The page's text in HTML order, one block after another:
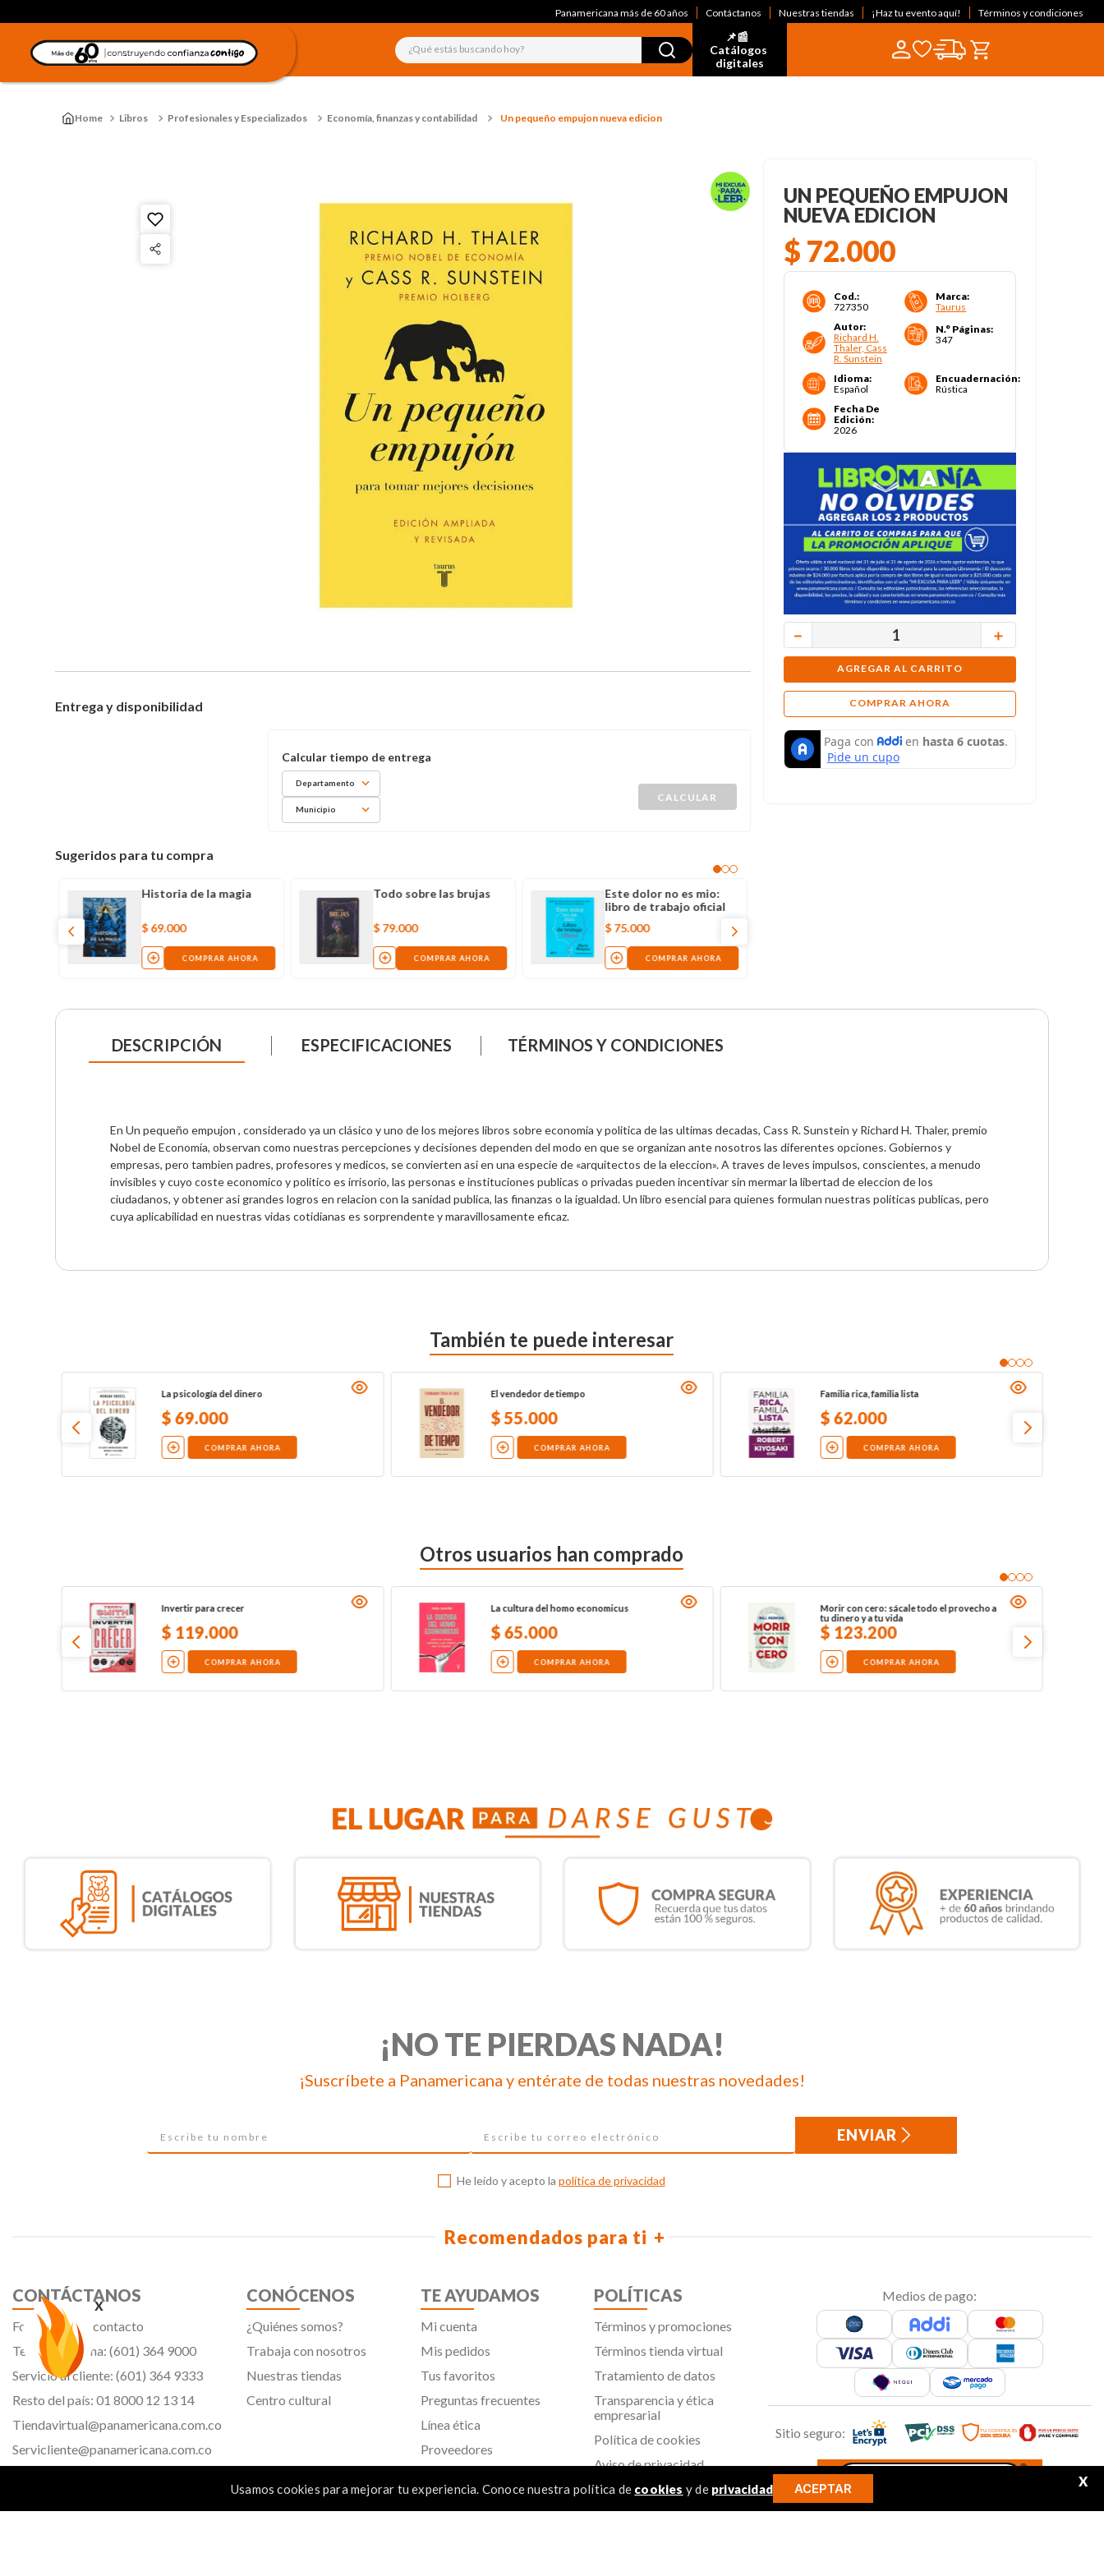
x
Usamos cookies para mejorar tu experiencia. Conoce nuestra política de cookies y de privacidad ACEPTAR X
Panamericana más de 60 años Contáctanos Nuestras tiendas ¡Haz tu evento aquí! Términos y condiciones
¿Qué estás buscando hoy?
📌📰
Catálogos
digitales
Libros Profesionales y Especializados Economía, finanzas y contabilidad Un pequeño empujon nueva edicion
Entrega y disponibilidad
Departamento
Municipio
Sugeridos para tu compra
Historia de la magia
$ 69.000
COMPRAR AHORA
Todo sobre las brujas
$ 79.000
COMPRAR AHORA
Este dolor no es mio:
libro de trabajo oficial
$ 75.000
COMPRAR AHORA
UN PEQUEÑO EMPUJON
NUEVA EDICION
$ 72.000
Cod.:
727350
Marca:
Taurus
Autor:
Richard H.
Thaler, Cass
R. Sunstein
N.° Páginas:
347
Idioma:
Español
Encuadernación:
Rústica
Fecha De
Edición:
2026
＋
－
AGREGAR AL CARRITO
COMPRAR AHORA
DESCRIPCIÓN ESPECIFICACIONES TÉRMINOS Y CONDICIONES
En Un pequeño empujon , considerado ya un clásico y uno de los mejores libros sobre economia y politica de las ultimas decadas, Cass R. Sunstein y Richard H. Thaler, premio
Nobel de Economía, observan como nuestras percepciones y decisiones dependen del modo en que se organizan ante nosotros las diferentes opciones. Gobiernos y
empresas, pero tambien padres, profesores y medicos, se convierten asi en una especie de «arquitectos de la eleccion». A traves de leves impulsos, conscientes, a menudo
invisibles y cuyo coste economico y politico es irrisorio, las personas e instituciones publicas o privadas pueden incentivar sin mermar la libertad de eleccion de los
ciudadanos, y obtener asi grandes logros en relacion con la sanidad publica, las finanzas o la igualdad. Un libro esencial para quienes formulan nuestras politicas publicas, pero
cuya aplicabilidad en nuestras vidas cotidianas es sorprendente y maravillosamente eficaz.
También te puede interesar
La psicología del dinero
$69.000
COMPRAR AHORA
El vendedor de tiempo
$55.000
COMPRAR AHORA
Familia rica, familia lista
$62.000
COMPRAR AHORA
Otros usuarios han comprado
Invertir para crecer
$ 119.000
COMPRAR AHORA
La cultura del homo economicus
$65.000
COMPRAR AHORA
Morir con cero: sácale todo el provecho a
tu dinero y a tu vida
$ 123.200
COMPRAR AHORA
¡NO TE PIERDAS NADA!
¡Suscríbete a Panamericana y entérate de todas nuestras novedades!
ENVIAR
He leído y acepto la política de privacidad
Recomendados para ti
CONTÁCTANOS
Formulario de contacto
Teléfono oficina: (601) 364 9000
Servicio al cliente: (601) 364 9333
Resto del país: 01 8000 12 13 14
Tiendavirtual@panamericana.com.co
Servicliente@panamericana.com.co
CONÓCENOS
¿Quiénes somos?
Trabaja con nosotros
Nuestras tiendas
Centro cultural
TE AYUDAMOS
Mi cuenta
Mis pedidos
Tus favoritos
Preguntas frecuentes
Línea ética
Proveedores
POLÍTICAS
Términos y promociones
Términos tienda virtual
Tratamiento de datos
Transparencia y ética
empresarial
Política de cookies
Aviso de privacidad
SIC
Medios de pago:
Sitio seguro: